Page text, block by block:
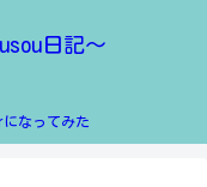
日記～
なってみた